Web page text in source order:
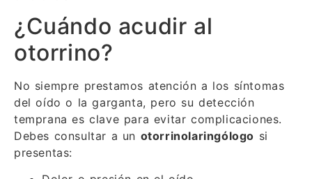
¿Cuándo acudir al
otorrino?
No siempre prestamos atención a los síntomas
del oído o la garganta, pero su detección
temprana es clave para evitar complicaciones.
Debes consultar a un otorrinolaringólogo si
presentas: